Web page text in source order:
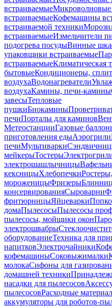
встраиваемыеМикроволновые
встраиваемыеКофемашины
встраиваемой техники
встраиваемыеИзмельчители
подогрева посудыВинные
упаковщики встраиваемые
встраиваемыеКлиматическая
бытовыеКондиционеры,
воздухаВодонагреватели
воздухаКамины, печи-камины
завесыТепловые
пушкиБиокамины
печиПорталы для каминов
МетеостанцииГазовые
приготовления едыАэрогрили
печиМультиварки
мейкерыТостеры
электрошашлычницы
кексницыХлебопечки
мороженицыФризеры
консервированияСыроварни
фритюрницыЯйцеварки
домаПылесосыПылесосы
пылесосы, мойщики окон
электрошвабры
оборудованиеТехника для
напитковЭлектрочайники
кофемашиныСоковыжималки
молокаСифоны для
домашней техники
насадки для пылесосов
пылесосовРасходные
аккумуляторы для роботов-